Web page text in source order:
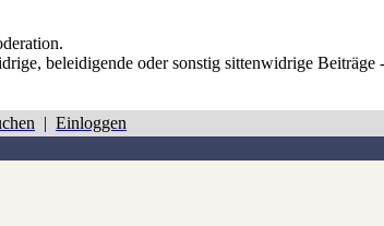
beleidigende oder sonstig sittenwidrige
| Einloggen